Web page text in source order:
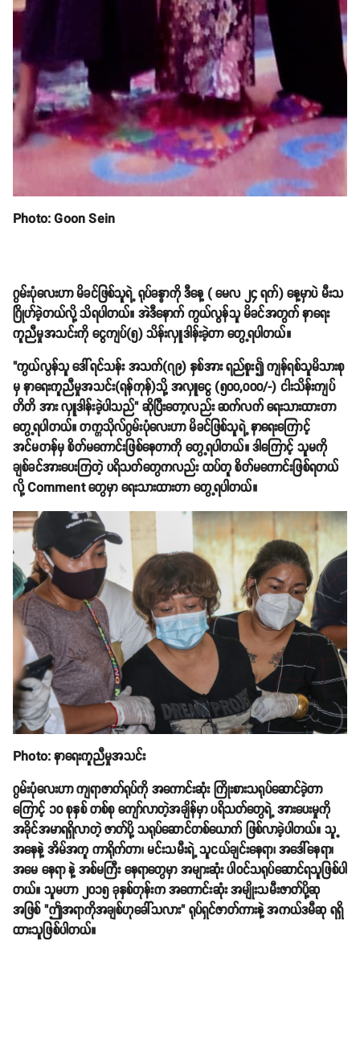
Photo: Goon Sein
ဂွမ်းပုံလေးဟာ မိခင်ဖြစ်သူရဲ့ ရုပ်ခန္ဓာကို ဒီနေ့ ( မေလ ၂၄ ရက်) နေ့မှာပဲ မီးသ
ဂြိုဟ်ခဲ့တယ်လို့ သိရပါတယ်။ အဲဒီနောက် ကွယ်လွန်သူ မိခင်အတွက် နာရေး
ကူညီမှုအသင်းကို ငွေကျပ်(၅) သိန်းလှူဒါန်းခဲ့တာ တွေ့ရပါတယ်။
"ကွယ်လွန်သူ ဒေါ်ရင်သန်း အသက်(၇၉) နှစ်အား ရည်စူး၍ ကျန်ရစ်သူမိသားစု
မှ နာရေးကူညီမှုအသင်း(ရန်ကုန်)သို့ အလှူငွေ (၅၀၀,၀၀၀/-) ငါးသိန်းကျပ်
တိတိ အား လှူဒါန်းခဲ့ပါသည်" ဆိုပြီးတော့လည်း ဆက်လက် ရေးသားထားတာ
တွေ့ရပါတယ်။ တက္ကသိုလ်ဂွမ်းပုံလေးဟာ မိခင်ဖြစ်သူရဲ့ နာရေးကြောင့်
အင်မတန်မှ စိတ်မကောင်းဖြစ်နေတာကို တွေ့ရပါတယ်။ ဒါကြောင့် သူမကို
ချစ်ခင်အားပေးကြတဲ့ ပရိသတ်တွေကလည်း ထပ်တူ စိတ်မကောင်းဖြစ်ရတယ်
လို့ Comment တွေမှာ ရေးသားထားတာ တွေ့ရပါတယ်။
Photo: နာရေးကူညီမှုအသင်း
ဂွမ်းပုံလေးဟာ ကျရာဇာတ်ရုပ်ကို အကောင်းဆုံး ကြိုးစားသရုပ်ဆောင်ခဲ့တာ
ကြောင့် ၁၀ စုနှစ် တစ်စု ကျော်လာတဲ့အချိန်မှာ ပရိသတ်တွေရဲ့ အားပေးမှုကို
အခိုင်အမာရရှိလာတဲ့ ဇာတ်ပို့ သရုပ်ဆောင်တစ်ယောက် ဖြစ်လာခဲ့ပါတယ်။ သူ့
အနေနဲ့ အိမ်အကူ ကာရိုက်တာ၊ မင်းသမီးရဲ့ သူငယ်ချင်းနေရာ၊ အဒေါ်နေရာ၊
အမေ နေရာ နဲ့ အစ်မကြီး နေရာတွေမှာ အများဆုံး ပါဝင်သရုပ်ဆောင်ရသူဖြစ်ပါ
တယ်။ သူမဟာ ၂၀၁၅ ခုနှစ်တုန်းက အကောင်းဆုံး အမျိုးသမီးဇာတ်ပို့ဆု
အဖြစ် "ဤအရာကိုအချစ်ဟုခေါ်သလား" ရုပ်ရှင်ဇာတ်ကားနဲ့ အကယ်ဒမီဆု ရရှိ
ထားသူဖြစ်ပါတယ်။